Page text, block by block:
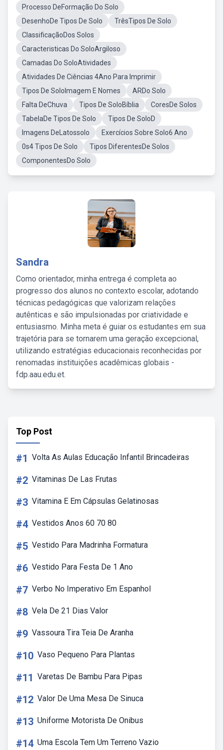
Processo DeFormação Do Solo
DesenhoDe Tipos De Solo
TrêsTipos De Solo
ClassificaçãoDos Solos
Caracteristicas Do SoloArgiloso
Camadas Do SoloAtividades
Atividades De Ciências 4Ano Para Imprimir
Tipos De SoloImagem E Nomes
ARDo Solo
Falta DeChuva
Tipos De SoloBíblia
CoresDe Solos
TabelaDe Tipos De Solo
Tipos De SoloD
Imagens DeLatossolo
Exercícios Sobre Solo6 Ano
0s4 Tipos De Solo
Tipos DiferentesDe Solos
ComponentesDo Solo
Sandra
Como orientador, minha entrega é completa ao
progresso dos alunos no contexto escolar, adotando
técnicas pedagógicas que valorizam relações
autênticas e são impulsionadas por criatividade e
entusiasmo. Minha meta é guiar os estudantes em sua
trajetória para se tornarem uma geração excepcional,
utilizando estratégias educacionais reconhecidas por
renomadas instituições acadêmicas globais -
fdp.aau.edu.et.
Top Post
#1 Volta As Aulas Educação Infantil Brincadeiras
#2 Vitaminas De Las Frutas
#3 Vitamina E Em Cápsulas Gelatinosas
#4 Vestidos Anos 60 70 80
#5 Vestido Para Madrinha Formatura
#6 Vestido Para Festa De 1 Ano
#7 Verbo No Imperativo Em Espanhol
#8 Vela De 21 Dias Valor
#9 Vassoura Tira Teia De Aranha
#10 Vaso Pequeno Para Plantas
#11 Varetas De Bambu Para Pipas
#12 Valor De Uma Mesa De Sinuca
#13 Uniforme Motorista De Onibus
#14 Uma Escola Tem Um Terreno Vazio